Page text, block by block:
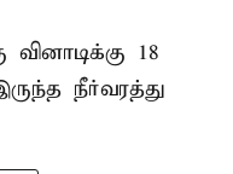
18
நீர்வரத்து